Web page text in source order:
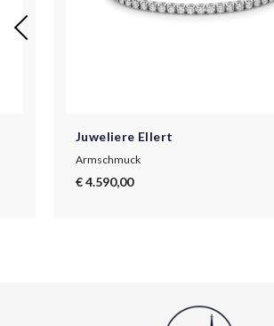
Juweliere Ellert
Armschmuck
€ 4.590,00